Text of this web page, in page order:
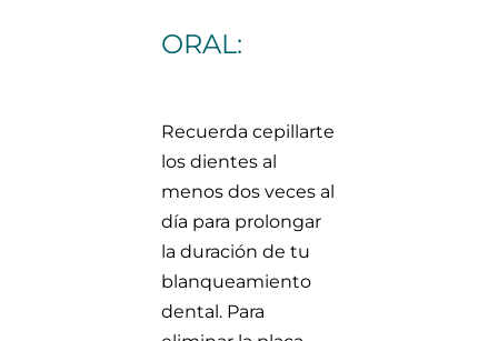
ORAL:
Recuerda cepillarte
los dientes al
menos dos veces al
día para prolongar
la duración de tu
blanqueamiento
dental. Para